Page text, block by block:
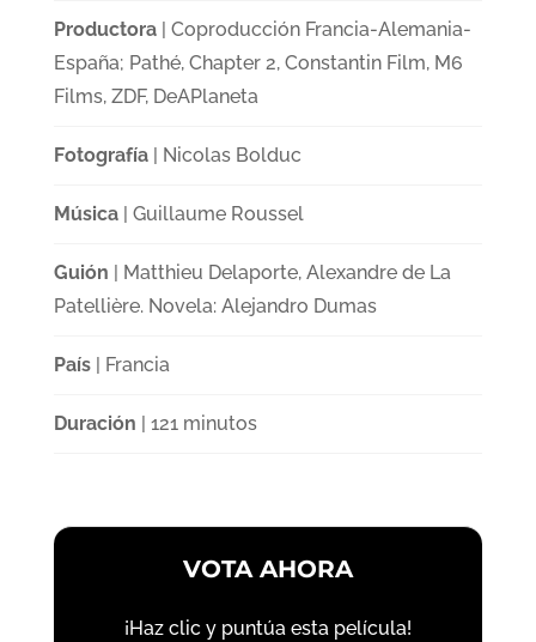
Productora| Coproducción Francia-Alemania-
España; Pathé, Chapter 2, Constantin Film, M6
Films, ZDF, DeAPlaneta
Fotografía| Nicolas Bolduc
Música| Guillaume Roussel
Guión | Matthieu Delaporte, Alexandre de La
Patellière. Novela: Alejandro Dumas
País| Francia
Duración | 121 minutos
VOTA AHORA
¡Haz clic y puntúa esta película!